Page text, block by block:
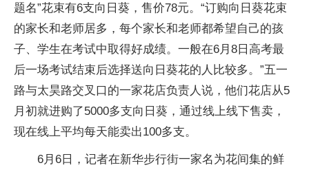
题名”花束有6支向日葵，售价78元。“订购向日葵花束
的家长和老师居多，每个家长和老师都希望自己的孩
子、学生在考试中取得好成绩。一般在6月8日高考最
后一场考试结束后选择送向日葵花的人比较多。”五一
路与太昊路交叉口的一家花店负责人说，他们花店从5
月初就进购了5000多支向日葵，通过线上线下售卖，
现在线上平均每天能卖出100多支。
6月6日，记者在新华步行街一家名为花间集的鲜